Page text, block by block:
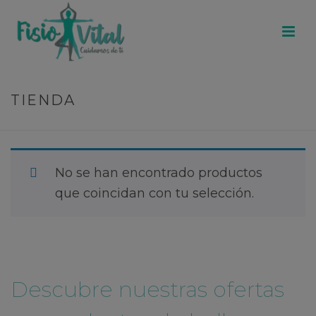
TIENDA
No se han encontrado productos
que coincidan con tu selección.
Descubre nuestras ofertas